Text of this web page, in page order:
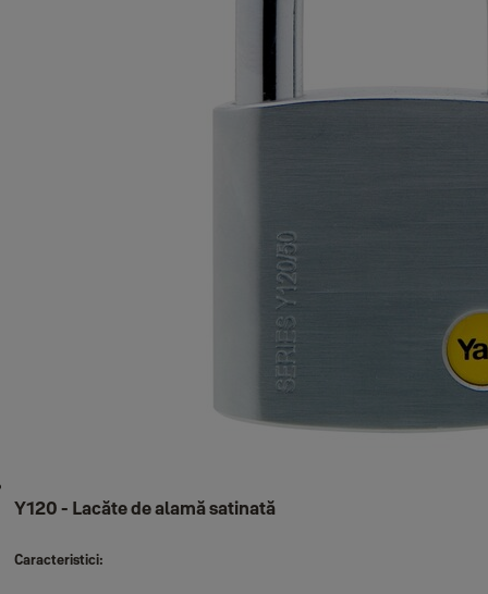
Y120 - Lacăte de alamă satinată
Caracteristici: